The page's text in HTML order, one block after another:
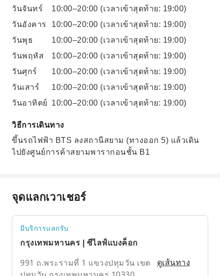
วันจันทร์ 10:00–20:00 (เวลาเข้าสุดท้าย: 19:00)
วันอังคาร
10:00–20:00 (เวลาเข้าสุดท้าย: 19:00)
วันพุธ
10:00–20:00 (เวลาเข้าสุดท้าย: 19:00)
วันพฤหัส
10:00–20:00 (เวลาเข้าสุดท้าย: 19:00)
วันศุกร์
10:00–20:00 (เวลาเข้าสุดท้าย: 19:00)
วันเสาร์
10:00–20:00 (เวลาเข้าสุดท้าย: 19:00)
วันอาทิตย์
10:00–20:00 (เวลาเข้าสุดท้าย: 19:00)
วิธีการเดินทาง
ขึ้นรถไฟฟ้า BTS ลงสถานีสยาม (ทางออก 5) แล้วเดิน
ไปยังศูนย์การค้าสยามพารากอนชั้น B1
จุดแลกเวาเชอร์
มีบริการแลกรับ
กรุงเทพมหานคร | ซีไลฟ์แบงค็อก
991 ถ.พระรามที่ 1 แขวงปทุมวัน เขต
ดูเส้นทาง